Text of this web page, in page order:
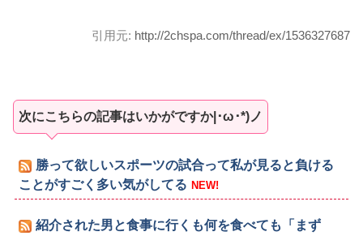
引用元: http://2chspa.com/thread/ex/1536327687
次にこちらの記事はいかがですか|･ω･*)ノ
勝って欲しいスポーツの試合って私が見ると負ける
ことがすごく多い気がしてる NEW!
紹介された男と食事に行くも何を食べても「まず